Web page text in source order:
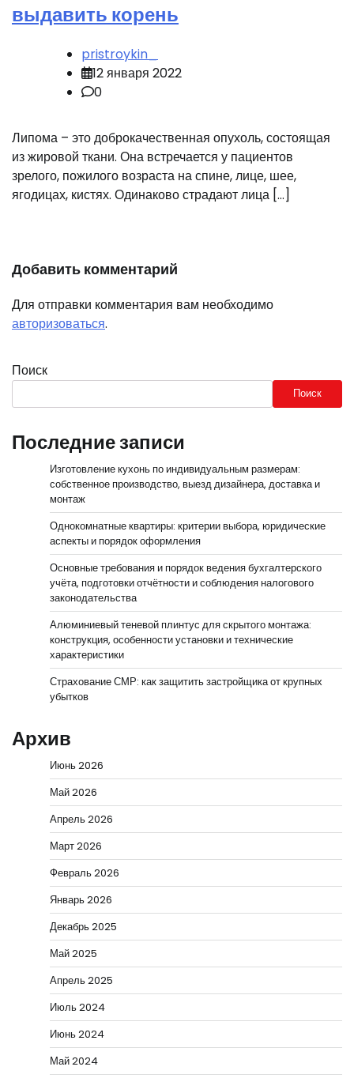
выдавить корень
pristroykin_
12 января 2022
0
Липома – это доброкачественная опухоль, состоящая
из жировой ткани. Она встречается у пациентов
зрелого, пожилого возраста на спине, лице, шее,
ягодицах, кистях. Одинаково страдают лица […]
Добавить комментарий
Для отправки комментария вам необходимо
авторизоваться.
Поиск
Поиск
Последние записи
Изготовление кухонь по индивидуальным размерам:
собственное производство, выезд дизайнера, доставка и
монтаж
Однокомнатные квартиры: критерии выбора, юридические
аспекты и порядок оформления
Основные требования и порядок ведения бухгалтерского
учёта, подготовки отчётности и соблюдения налогового
законодательства
Алюминиевый теневой плинтус для скрытого монтажа:
конструкция, особенности установки и технические
характеристики
Страхование СМР: как защитить застройщика от крупных
убытков
Архив
Июнь 2026
Май 2026
Апрель 2026
Март 2026
Февраль 2026
Январь 2026
Декабрь 2025
Май 2025
Апрель 2025
Июль 2024
Июнь 2024
Май 2024